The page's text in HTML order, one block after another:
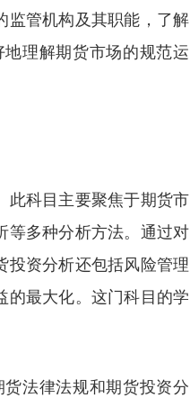
监管机构及其职能，了解
理解期货市场的规范运
此科目主要聚焦于期货市
等多种分析方法。通过对
投资分析还包括风险管理
的最大化。这门科目的学
法律法规和期货投资分